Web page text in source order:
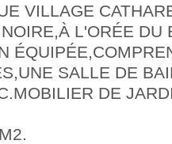
VILLAGE
L'ORÉE DU
SALLE DE
DE